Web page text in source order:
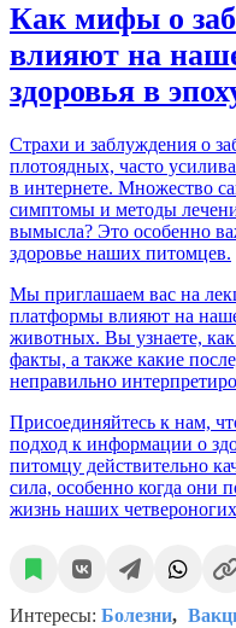
Как мифы о
влияют на
здоровья в
Страхи и заблуждения о
плотоядных, часто
в интернете. Множество
симптомы и методы
вымысла? Это особенно
здоровье наших питомцев.
Мы приглашаем вас на
платформы влияют на
животных. Вы узнаете,
факты, а также какие
неправильно
Присоединяйтесь к нам,
подход к информации о
питомцу действительно
сила, особенно когда они
жизнь наших
Интересы: Болезни